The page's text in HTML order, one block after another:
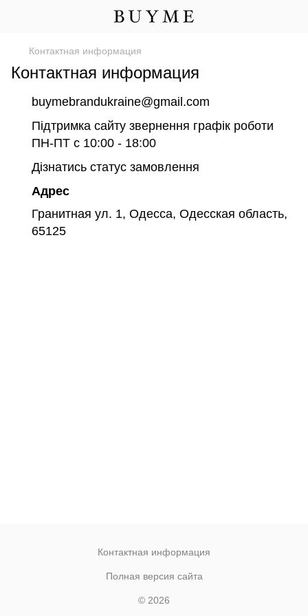
Контактная информация
Контактная информация
buymebrandukraine@gmail.com
Підтримка сайту звернення графік роботи
ПН-ПТ с 10:00 - 18:00
Дізнатись статус замовлення
Адрес
Гранитная ул. 1, Одесса, Одесская область,
65125
Контактная информация
Полная версия сайта
© 2026